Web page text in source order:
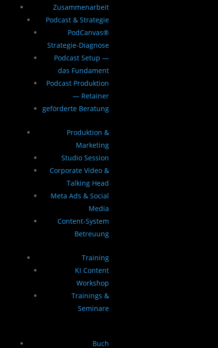
Zusammenarbeit
Podcast & Strategie
PodCanvas®
Strategie-Diagnose
Podcast Setup —
das Fundament
Podcast Produktion
— Retainer
geförderte Beratung
Produktion &
Marketing
Studio Session
Corporate Video &
Talking Head
Meta Ads & Social
Media
Content-System
Betreuung
Training
KI Content
Workshop
Trainings &
Seminare
Buch